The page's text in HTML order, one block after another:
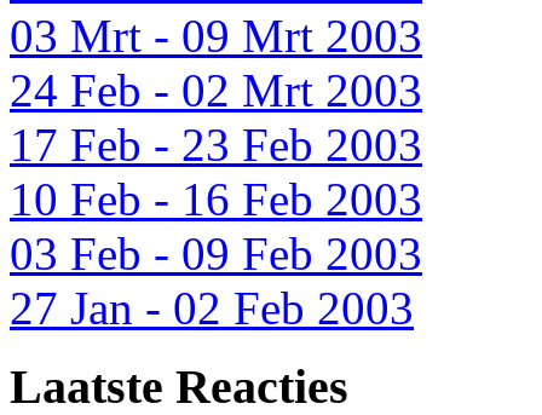
03 Mrt - 09 Mrt 2003
24 Feb - 02 Mrt 2003
17 Feb - 23 Feb 2003
10 Feb - 16 Feb 2003
03 Feb - 09 Feb 2003
27 Jan - 02 Feb 2003
Laatste Reacties